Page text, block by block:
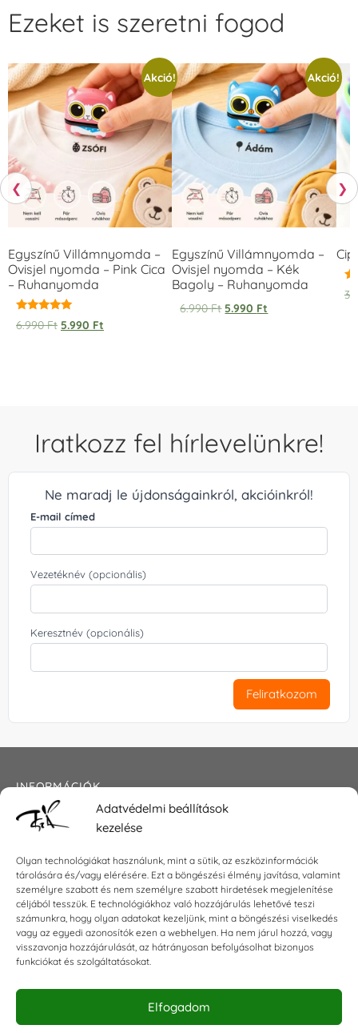
Adatvédelmi beállítások
kezelése
Olyan technológiákat használunk, mint a sütik, az eszközinformációk
tárolására és/vagy elérésére. Ezt a böngészési élmény javítása, valamint
személyre szabott és nem személyre szabott hirdetések megjelenítése
céljából tesszük. E technológiákhoz való hozzájárulás lehetővé teszi
számunkra, hogy olyan adatokat kezeljünk, mint a böngészési viselkedés
vagy az egyedi azonosítók ezen a webhelyen. Ha nem járul hozzá, vagy
visszavonja hozzájárulását, az hátrányosan befolyásolhat bizonyos
funkciókat és szolgáltatásokat.
Elfogadom
❮
Ezeket is szeretni fogod
Akció!
Egyszínű Villámnyomda –
Ovisjel nyomda – Pink Cica
– Ruhanyomda
Értékelés:
5.00
6.990Ft 5.990 Ft
Akció!
Egyszínű Villámnyomda –
Ovisjel nyomda – Kék
Bagoly – Ruhanyomda
6.990Ft 5.990 Ft
❯
Iratkozz fel hírlevelünkre!
Ne maradj le újdonságainkról, akcióinkról!
E-mail címed
Vezetéknév (opcionális)
Keresztnév (opcionális)
Feliratkozom
INFORMÁCIÓK
Általános szerződési feltételek
Impresszum
KAPCSOLAT
E-mail:shop@torokszilvi.com
Telefon: +36 30 6767872
KÖZÖSSÉGI